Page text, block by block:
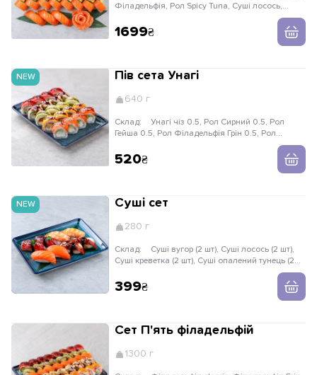
Філадельфія, Рол Spicy Tuna, Суші лосось,
1699
NEW Пів сета Унагі
640 г
Склад:
Гейша 0.5, Рол Філадельфія Грін 0.5, Рол
520
NEW Суші сет
280 г
Склад:
Суші креветка (2 шт), Суші опалений тунець (2
399
Сет П'ять філадельфій
1300 г